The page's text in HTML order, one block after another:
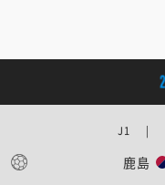
鹿島
J1 | 【